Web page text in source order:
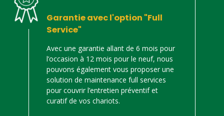
Garantie avec l'option "Full
Service"
Avec une garantie allant de 6 mois pour
l’occasion à 12 mois pour le neuf, nous
pouvons également vous proposer une
solution de maintenance full services
pour couvrir l’entretien préventif et
curatif de vos chariots.